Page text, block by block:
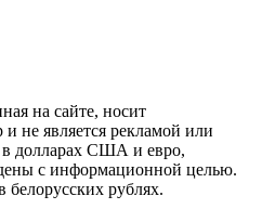
на сайте, носит
не является рекламой или
долларах США и евро,
с информационной целью.
белорусских рублях.